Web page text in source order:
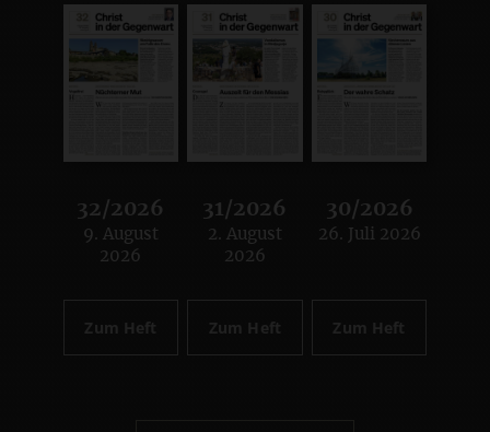
32/2026
:
9. August
2026
Zum Heft
31/2026
:
2. August
2026
Zum Heft
30/2026
:
26. Juli 2026
Zum Heft